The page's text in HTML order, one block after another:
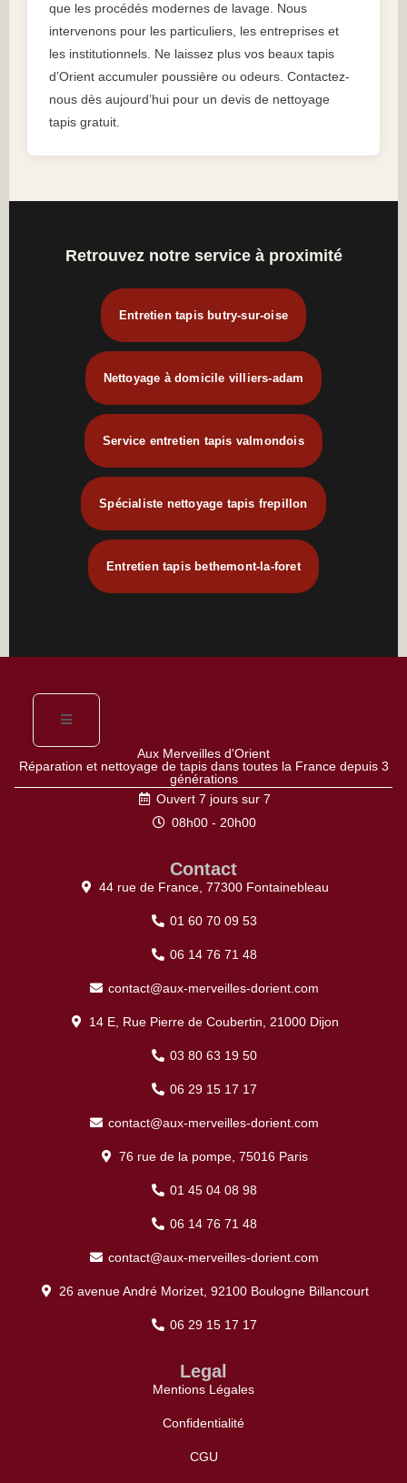
que les procédés modernes de lavage. Nous
intervenons pour les particuliers, les entreprises et
les institutionnels. Ne laissez plus vos beaux tapis
d’Orient accumuler poussière ou odeurs. Contactez-
nous dès aujourd’hui pour un devis de nettoyage
tapis gratuit.
Retrouvez notre service à proximité
Entretien tapis butry-sur-oise
Nettoyage à domicile villiers-adam
Service entretien tapis valmondois
Spécialiste nettoyage tapis frepillon
Entretien tapis bethemont-la-foret
Aux Merveilles d'Orient
Réparation et nettoyage de tapis dans toutes la France depuis 3
générations
Ouvert 7 jours sur 7
08h00 - 20h00
Contact
44 rue de France, 77300 Fontainebleau
01 60 70 09 53
06 14 76 71 48
contact@aux-merveilles-dorient.com
14 E, Rue Pierre de Coubertin, 21000 Dijon
03 80 63 19 50
06 29 15 17 17
contact@aux-merveilles-dorient.com
76 rue de la pompe, 75016 Paris
01 45 04 08 98
06 14 76 71 48
contact@aux-merveilles-dorient.com
26 avenue André Morizet, 92100 Boulogne Billancourt
06 29 15 17 17
Legal
Mentions Légales
Confidentialité
CGU